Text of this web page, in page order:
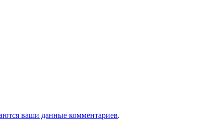
ваши данные комментариев.